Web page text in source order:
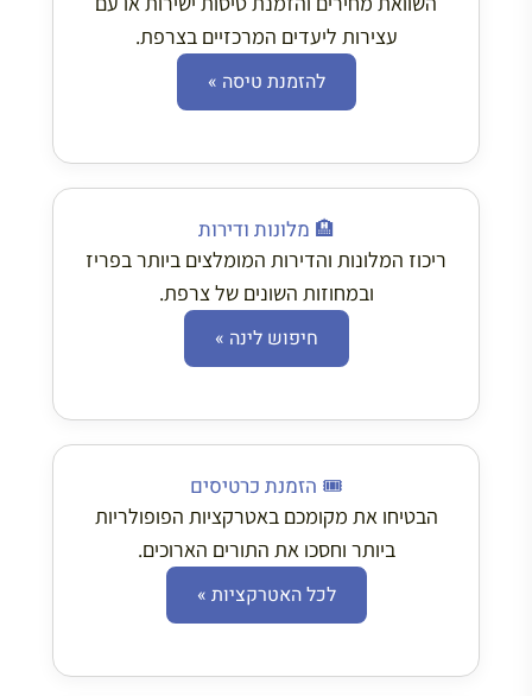
עצירות ליעדים המרכזיים בצרפת.
להזמנת טיסה »
🏨 מלונות ודירות
ריכוז המלונות והדירות המומלצים ביותר בפריז
ובמחוזות השונים של צרפת.
חיפוש לינה »
🎟️ הזמנת כרטיסים
הבטיחו את מקומכם באטרקציות הפופולריות
ביותר וחסכו את התורים הארוכים.
לכל האטרקציות »